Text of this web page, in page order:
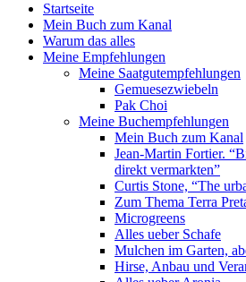
Startseite
Mein Buch zum Kanal
Warum das alles
Meine Empfehlungen
Meine Saatgutempfehlungen
Gemuesezwiebeln
Pak Choi
Meine Buchempfehlungen
Mein Buch zum Kanal
Jean-Martin Fortier.
direkt vermarkten”
Curtis Stone, “The
Zum Thema Terra
Microgreens
Alles ueber Schafe
Mulchen im Garten,
Hirse, Anbau und